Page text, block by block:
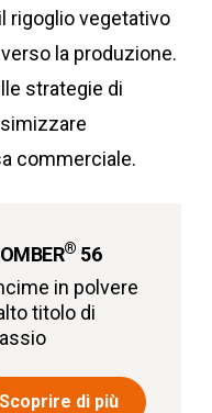
rigoglio vegetativo
la produzione.
strategie di
commerciale.
® 56
in polvere
titolo di
Scoprire di più